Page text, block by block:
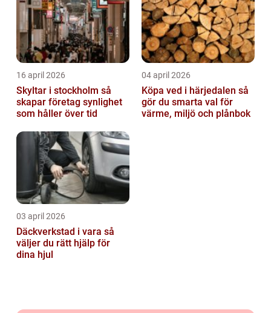
16 april 2026
Skyltar i stockholm så
skapar företag synlighet
som håller över tid
04 april 2026
Köpa ved i härjedalen så
gör du smarta val för
värme, miljö och plånbok
03 april 2026
Däckverkstad i vara så
väljer du rätt hjälp för
dina hjul